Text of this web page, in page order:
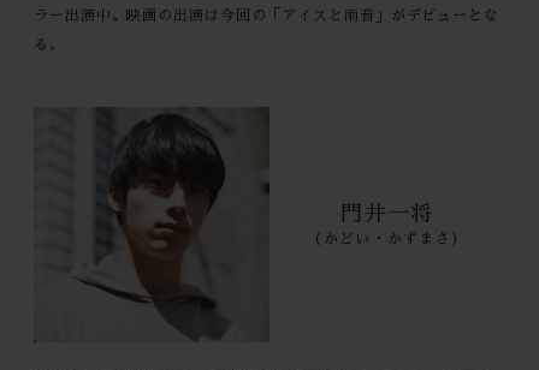
ラー出演中。映画の出演は今回の「アイスと雨音」がデビューとな
る。
門井一将
（かどい・かずまさ）